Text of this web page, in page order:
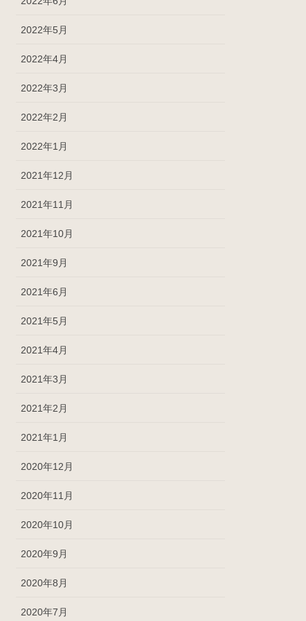
2022年5月
2022年4月
2022年3月
2022年2月
2022年1月
2021年12月
2021年11月
2021年10月
2021年9月
2021年6月
2021年5月
2021年4月
2021年3月
2021年2月
2021年1月
2020年12月
2020年11月
2020年10月
2020年9月
2020年8月
2020年7月